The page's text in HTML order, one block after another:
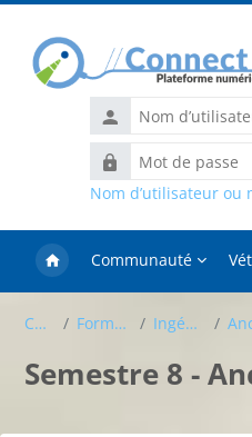
Nom
d’utilisateur
Mot
de
Nom d’utilisateur ou
Communauté
Cours Formations Ingénieurs
Semestre 8 -